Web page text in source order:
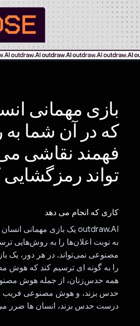
بازی مهمانی
که در آن شما
فهمند نقاشی
تواند رمزگشایی
کاری که انجام می دهد
به نوبت اعلان‌ها را به روش‌هایی
مصنوعی نمی‌تواند. در هر دور، یک
را به گونه ای ترسیم کند که هوش
همه حدس‌زنان، از جمله هوش
حدس بزند، و هوش مصنوعی فریب
درست حدس بزند، انسان ها ضرر